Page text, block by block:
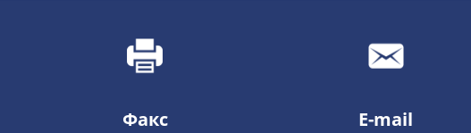
Факс E-mail